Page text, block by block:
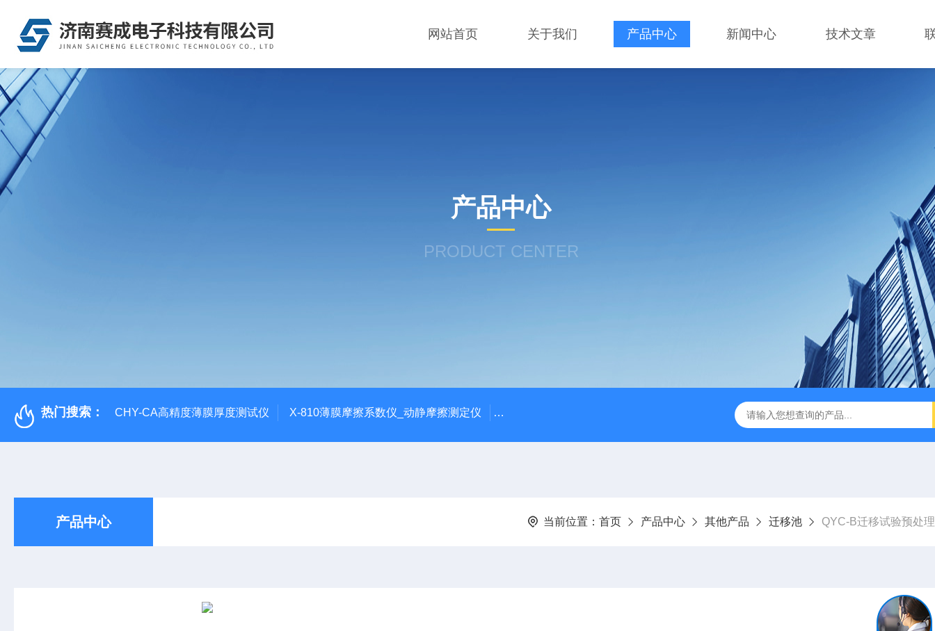
网站首页 关于我们 产品中心 新闻中心 技术文章
产品中心
PRODUCT CENTER
热门搜索： CHY-CA高精度薄膜厚度测试仪 X-810薄膜摩擦系数仪_动静摩擦测定仪 SCK-H玻璃瓶耐热冲击检测仪 赛成仪器 密封测漏仪 密封检测设备
产品中心 当前位置： 首页 产品中心 其他产品 迁移池 QYC-B迁移试验预处